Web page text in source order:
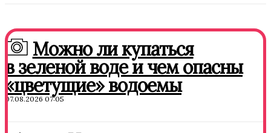
Можно ли купаться
в зеленой воде и чем опасны
«цветущие» водоемы
07.08.2026 07:05